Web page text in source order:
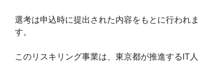
選考は申込時に提出された内容をもとに行われま
す。
このリスキリング事業は、東京都が推進するIT人